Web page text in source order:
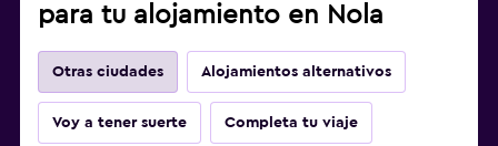
para tu alojamiento en Nola
Otras ciudades Alojamientos alternativos
Voy a tener suerte Completa tu viaje